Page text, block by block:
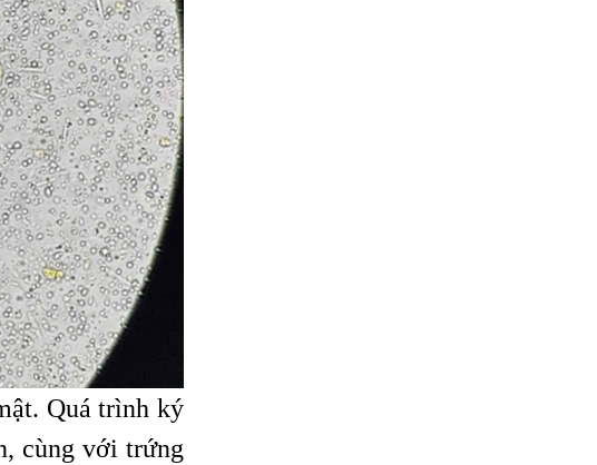
Quá trình ký
cùng với trứng